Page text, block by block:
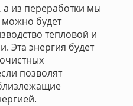
а из переработки мы
будет
тепловой и
Эта энергия будет
позволят